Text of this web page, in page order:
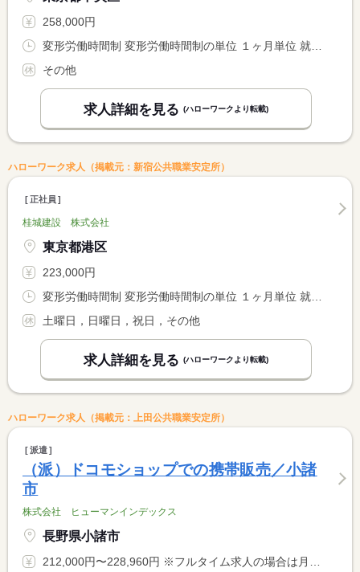
258,000円
その他
求人詳細を見る (ハローワークより転載)
ハローワーク求人（掲載元：新宿公共職業安定所）
正社員
桂城建設 株式会社
東京都港区
223,000円
土曜日，日曜日，祝日，その他
求人詳細を見る (ハローワークより転載)
ハローワーク求人（掲載元：上田公共職業安定所）
派遣
（派）ドコモショップでの携帯販売／小諸
市
株式会社 ヒューマンインデックス
長野県小諸市
212,000円〜228,960円 ※フルタイム求人の場合は月額（換算額）、パート求人の場合は時間額を表示しています。